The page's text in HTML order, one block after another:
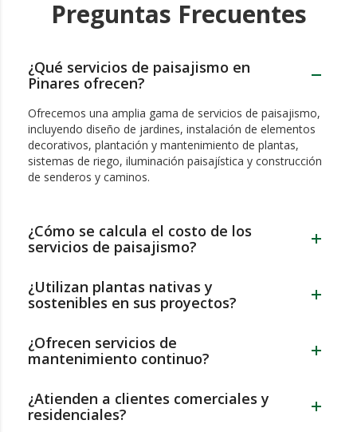
Preguntas Frecuentes
¿Qué servicios de paisajismo en
Pinares ofrecen?
Ofrecemos una amplia gama de servicios de paisajismo,
incluyendo diseño de jardines, instalación de elementos
decorativos, plantación y mantenimiento de plantas,
sistemas de riego, iluminación paisajística y construcción
de senderos y caminos.
¿Cómo se calcula el costo de los
servicios de paisajismo?
¿Utilizan plantas nativas y
sostenibles en sus proyectos?
¿Ofrecen servicios de
mantenimiento continuo?
¿Atienden a clientes comerciales y
residenciales?